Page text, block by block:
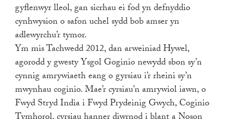
gyflenwyr lleol, gan sicrhau ei fod yn defnyddio
cynhwysion o safon uchel sydd bob amser yn
adlewyrchu’r tymor.
Ym mis Tachwedd 2012, dan arweiniad Hywel,
agorodd y gwesty Ysgol Goginio newydd sbon sy’n
cynnig amrywiaeth eang o gyrsiau i’r rheini sy’n
mwynhau coginio. Mae’r cyrsiau’n amrywiol iawn, o
Fwyd Stryd India i Fwyd Prydeinig Gwych, Coginio